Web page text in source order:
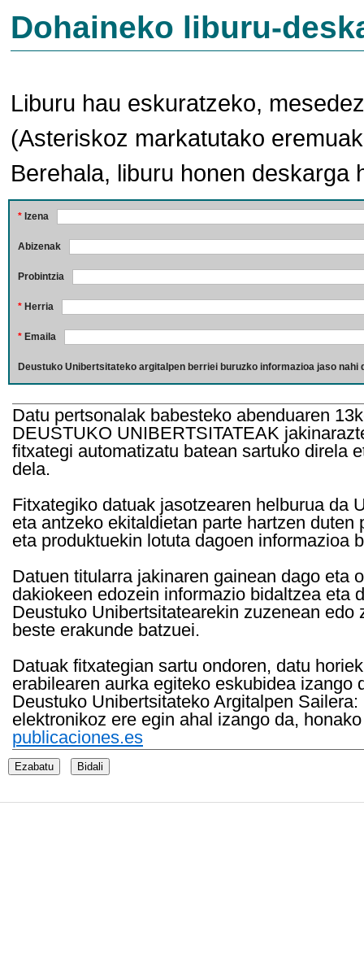
Dohaineko liburu-
Liburu hau eskuratzeko,
(Asteriskoz markatutako
Berehala, liburu honen deskarga
* Izena
Abizenak
Probintzia
* Herria
* Emaila
Deustuko Unibertsitateko argitalpen berriei buruzko informazioa jaso nahi
Datu pertsonalak babesteko abenduaren
DEUSTUKO UNIBERTSITATEAK
fitxategi automatizatu batean sartuko direla
dela.
Fitxategiko datuak jasotzearen helburua da
eta antzeko ekitaldietan parte hartzen
eta produktuekin lotuta dagoen informazioa
Datuen titularra jakinaren gainean dago eta
dakiokeen edozein informazio bidaltzea eta
Deustuko Unibertsitatearekin zuzenean
beste erakunde batzuei.
Datuak fitxategian sartu ondoren, datu
erabilearen aurka egiteko eskubidea
Deustuko Unibertsitateko Argitalpen
elektronikoz ere egin ahal izango da,
publicaciones.es
Ezabatu Bidali